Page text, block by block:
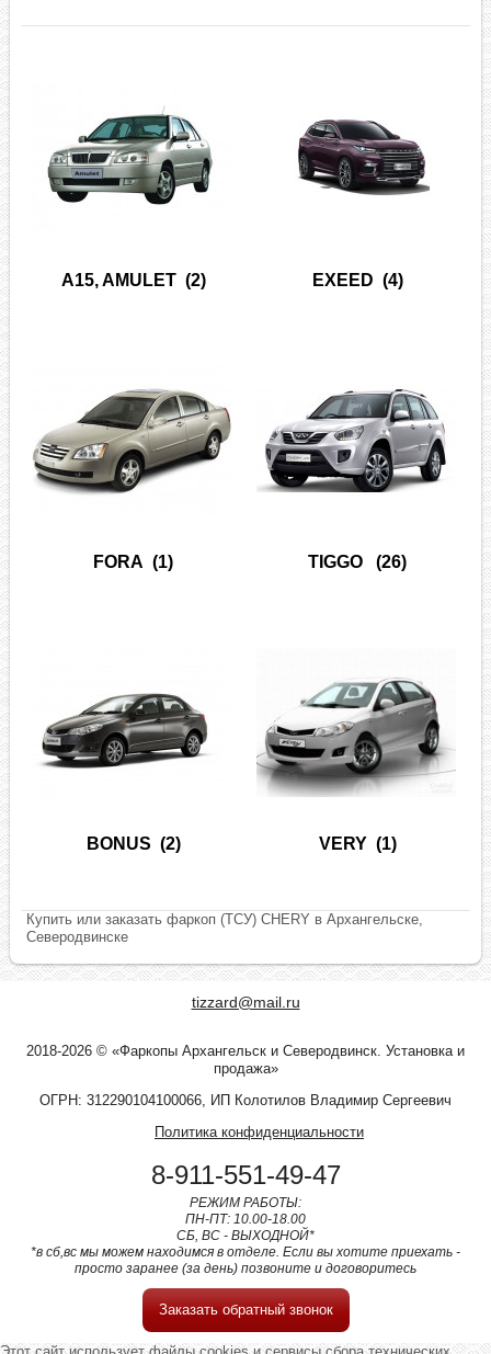
A15, AMULET(2) EXEED (4)
FORA (1) TIGGO (26)
BONUS (2) VERY(1)
Купить или заказать фаркоп (ТСУ) CHERY в Архангельске,
Северодвинске
tizzard@mail.ru
2018-2026 © «Фаркопы Архангельск и Северодвинск. Установка и
продажа»
ОГРН: 312290104100066, ИП Колотилов Владимир Сергеевич
Политика конфиденциальности
8-911-551-49-47
РЕЖИМ РАБОТЫ:
ПН-ПТ: 10.00-18.00
СБ, ВС - ВЫХОДНОЙ*
*в сб,вс мы можем находимся в отделе. Если вы хотите приехать -
просто заранее (за день) позвоните и договоритесь
Заказать обратный звонок